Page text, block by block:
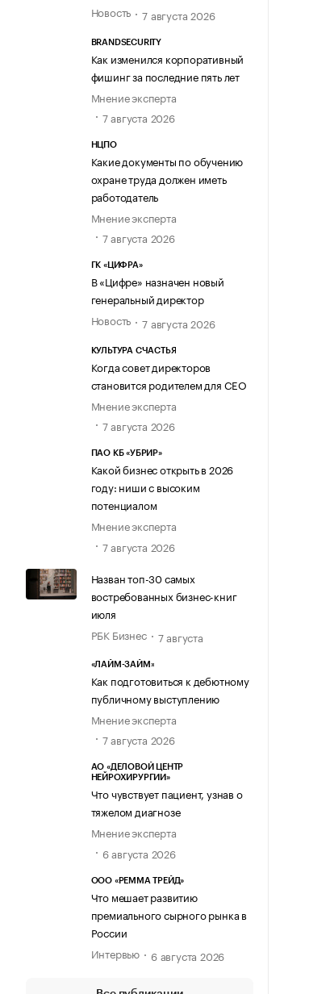
Новость
7 августа 2026
BRANDSECURITY
Как изменился корпоративный
фишинг за последние пять лет
Мнение эксперта
7 августа 2026
НЦПО
Какие документы по обучению
охране труда должен иметь
работодатель
Мнение эксперта
7 августа 2026
ГК «ЦИФРА»
В «Цифре» назначен новый
генеральный директор
Новость
7 августа 2026
КУЛЬТУРА СЧАСТЬЯ
Когда совет директоров
становится родителем для CEO
Мнение эксперта
7 августа 2026
ПАО КБ «УБРИР»
Какой бизнес открыть в 2026
году: ниши с высоким
потенциалом
Мнение эксперта
7 августа 2026
Назван топ-30 самых
востребованных бизнес-книг
июля
РБК Бизнес
7 августа
«ЛАЙМ-ЗАЙМ»
Как подготовиться к дебютному
публичному выступлению
Мнение эксперта
7 августа 2026
АО «ДЕЛОВОЙ ЦЕНТР
НЕЙРОХИРУРГИИ»
Что чувствует пациент, узнав о
тяжелом диагнозе
Мнение эксперта
6 августа 2026
ООО «РЕММА ТРЕЙД»
Что мешает развитию
премиального сырного рынка в
России
Интервью
6 августа 2026